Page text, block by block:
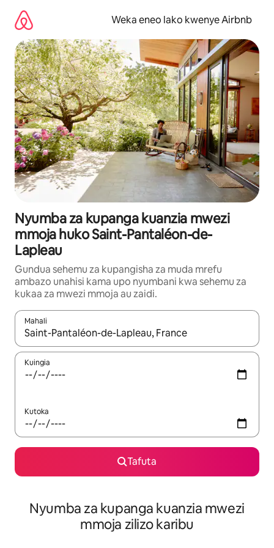
kwenda
kwenye
maudhui
Weka eneo lako kwenye Airbnb
Nyumba za kupanga kuanzia mwezi
mmoja huko Saint-Pantaléon-de-
Lapleau
Gundua sehemu za kupangisha za muda mrefu
ambazo unahisi kama upo nyumbani kwa sehemu za
kukaa za mwezi mmoja au zaidi.
Mahali
Wakati matokeo yanapatikana, vinjari kwa kutumia vitufe vya
Kuingia
Kutoka
Tafuta
Nyumba za kupanga kuanzia mwezi
mmoja zilizo karibu